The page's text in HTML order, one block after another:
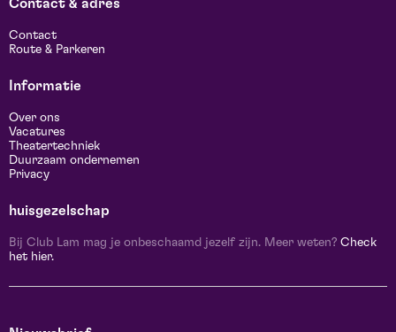
Contact & adres
Contact
Route & Parkeren
Informatie
Over ons
Vacatures
Theatertechniek
Duurzaam ondernemen
Privacy
huisgezelschap
Bij Club Lam mag je onbeschaamd jezelf zijn. Meer weten? Check
het hier.